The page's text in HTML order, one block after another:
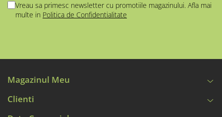
Vreau sa primesc newsletter cu promotiile magazinului. Afla mai
multe in Politica de Confidentialitate
Magazinul Meu
Clienti